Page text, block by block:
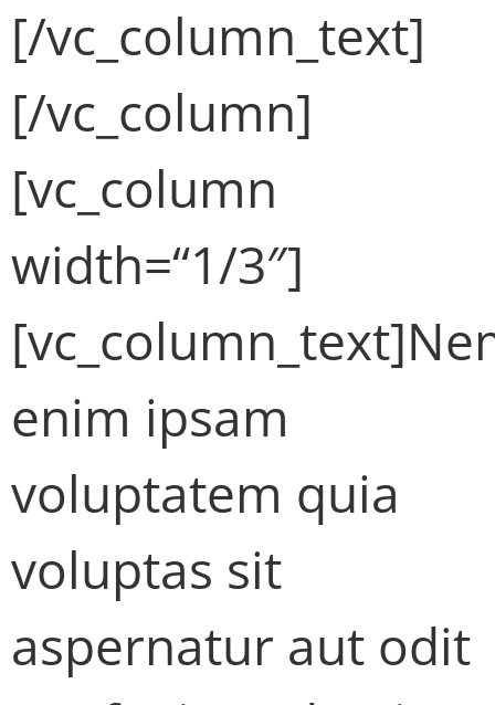
[/vc_column_text]
[/vc_column]
[vc_column
width=“1/3″]
enim ipsam
voluptatem quia
voluptas sit
aspernatur aut odit